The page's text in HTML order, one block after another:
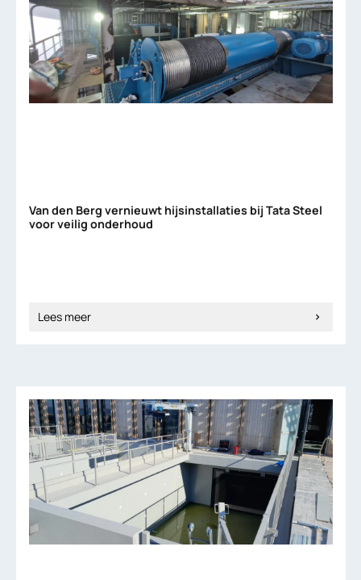
Van den Berg vernieuwt hijsinstallaties bij Tata Steel
voor veilig onderhoud
Lees meer chevron_right